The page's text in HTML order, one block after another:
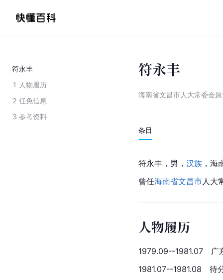
符永丰
1 人物履历
2 任免信息
3 参考资料
符永丰
海南省文昌市人大常委会
条目
符永丰，男， 汉族 ，海
曾任海南省文昌市人大
人物履历
1979.09--1981.07  广
1981.07--1981.08  待